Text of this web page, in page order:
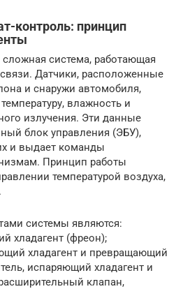
контроль: принцип
система, работающая
Датчики, расположенные
и снаружи автомобиля,
влажность и
излучения. Эти данные
блок управления (ЭБУ),
и выдает команды
Принцип работы
температурой воздуха,
системы являются:
хладагент (фреон);
хладагент и превращающий
испаряющий хладагент и
клапан,